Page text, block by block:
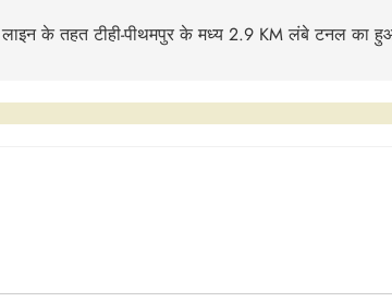
लाइन के तहत टीही-पीथमपुर के मध्य 2.9 KM लंबे टनल का